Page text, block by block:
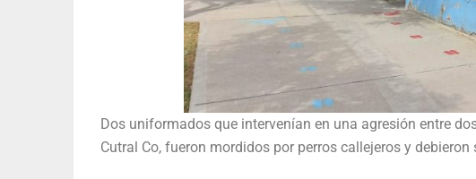
Dos uniformados que intervenían en una agresión entre
Cutral Co, fueron mordidos por perros callejeros y